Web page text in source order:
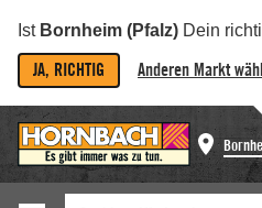
Ist Bornheim (Pfalz) Dein
JA, RICHTIG Anderen Markt